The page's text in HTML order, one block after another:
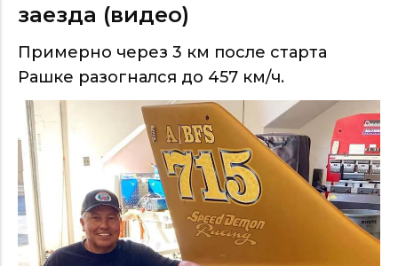
заезда (видео)
Примерно через 3 км после старта
Рашке разогнался до 457 км/ч.